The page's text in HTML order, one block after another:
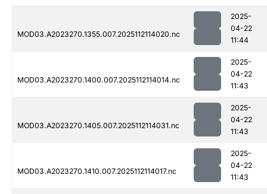
MOD03.A2023270.1355.007.2025112114020.nc
2025-
04-22
11:44
MOD03.A2023270.1400.007.2025112114014.nc
2025-
04-22
11:43
MOD03.A2023270.1405.007.2025112114031.nc
2025-
04-22
11:43
MOD03.A2023270.1410.007.2025112114017.nc
2025-
04-22
11:43